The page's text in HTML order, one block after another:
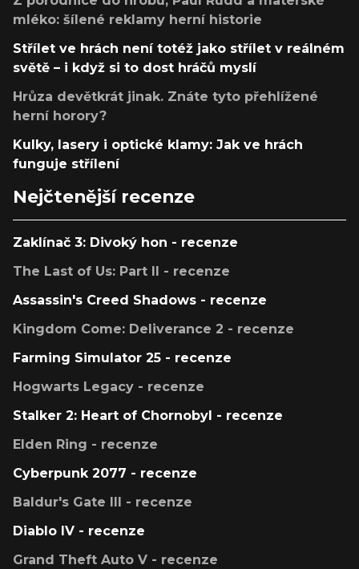
mléko: šílené reklamy herní historie
Střílet ve hrách není totéž jako střílet v reálném
světě – i když si to dost hráčů myslí
Hrůza devětkrát jinak. Znáte tyto přehlížené
herní horory?
Kulky, lasery i optické klamy: Jak ve hrách
funguje střílení
Nejčtenější recenze
Zaklínač 3: Divoký hon - recenze
The Last of Us: Part II - recenze
Assassin's Creed Shadows - recenze
Kingdom Come: Deliverance 2 - recenze
Farming Simulator 25 - recenze
Hogwarts Legacy - recenze
Stalker 2: Heart of Chornobyl - recenze
Elden Ring - recenze
Cyberpunk 2077 - recenze
Baldur's Gate III - recenze
Diablo IV - recenze
Grand Theft Auto V - recenze